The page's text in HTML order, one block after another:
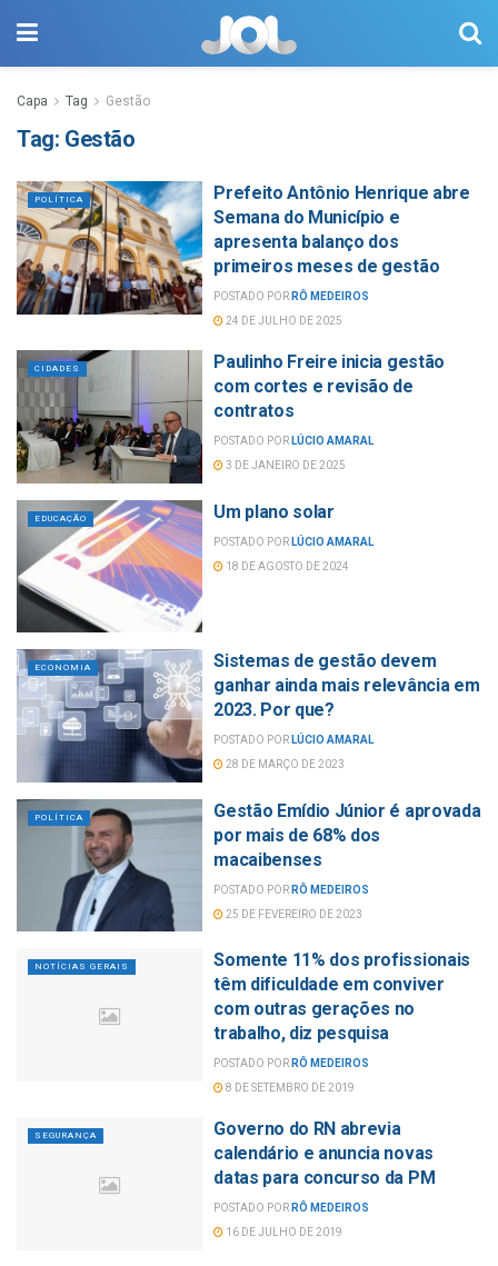
Capa Tag Gestão
Tag: Gestão
POLÍTICA
Prefeito Antônio Henrique abre
Semana do Município e
apresenta balanço dos
primeiros meses de gestão
POSTADO POR RÔ MEDEIROS
24 DE JULHO DE 2025
CIDADES
Paulinho Freire inicia gestão
com cortes e revisão de
contratos
POSTADO POR LÚCIO AMARAL
3 DE JANEIRO DE 2025
EDUCAÇÃO Um plano solar
POSTADO POR LÚCIO AMARAL
18 DE AGOSTO DE 2024
ECONOMIA
Sistemas de gestão devem
ganhar ainda mais relevância em
2023. Por que?
POSTADO POR LÚCIO AMARAL
28 DE MARÇO DE 2023
POLÍTICA
Gestão Emídio Júnior é aprovada
por mais de 68% dos
macaibenses
POSTADO POR RÔ MEDEIROS
25 DE FEVEREIRO DE 2023
NOTÍCIAS GERAIS
Somente 11% dos profissionais
têm dificuldade em conviver
com outras gerações no
trabalho, diz pesquisa
POSTADO POR RÔ MEDEIROS
8 DE SETEMBRO DE 2019
SEGURANÇA
Governo do RN abrevia
calendário e anuncia novas
datas para concurso da PM
POSTADO POR RÔ MEDEIROS
16 DE JULHO DE 2019